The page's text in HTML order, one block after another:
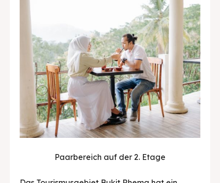
Paarbereich auf der 2. Etage